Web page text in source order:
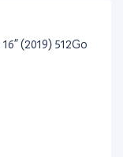
(2019) 512Go